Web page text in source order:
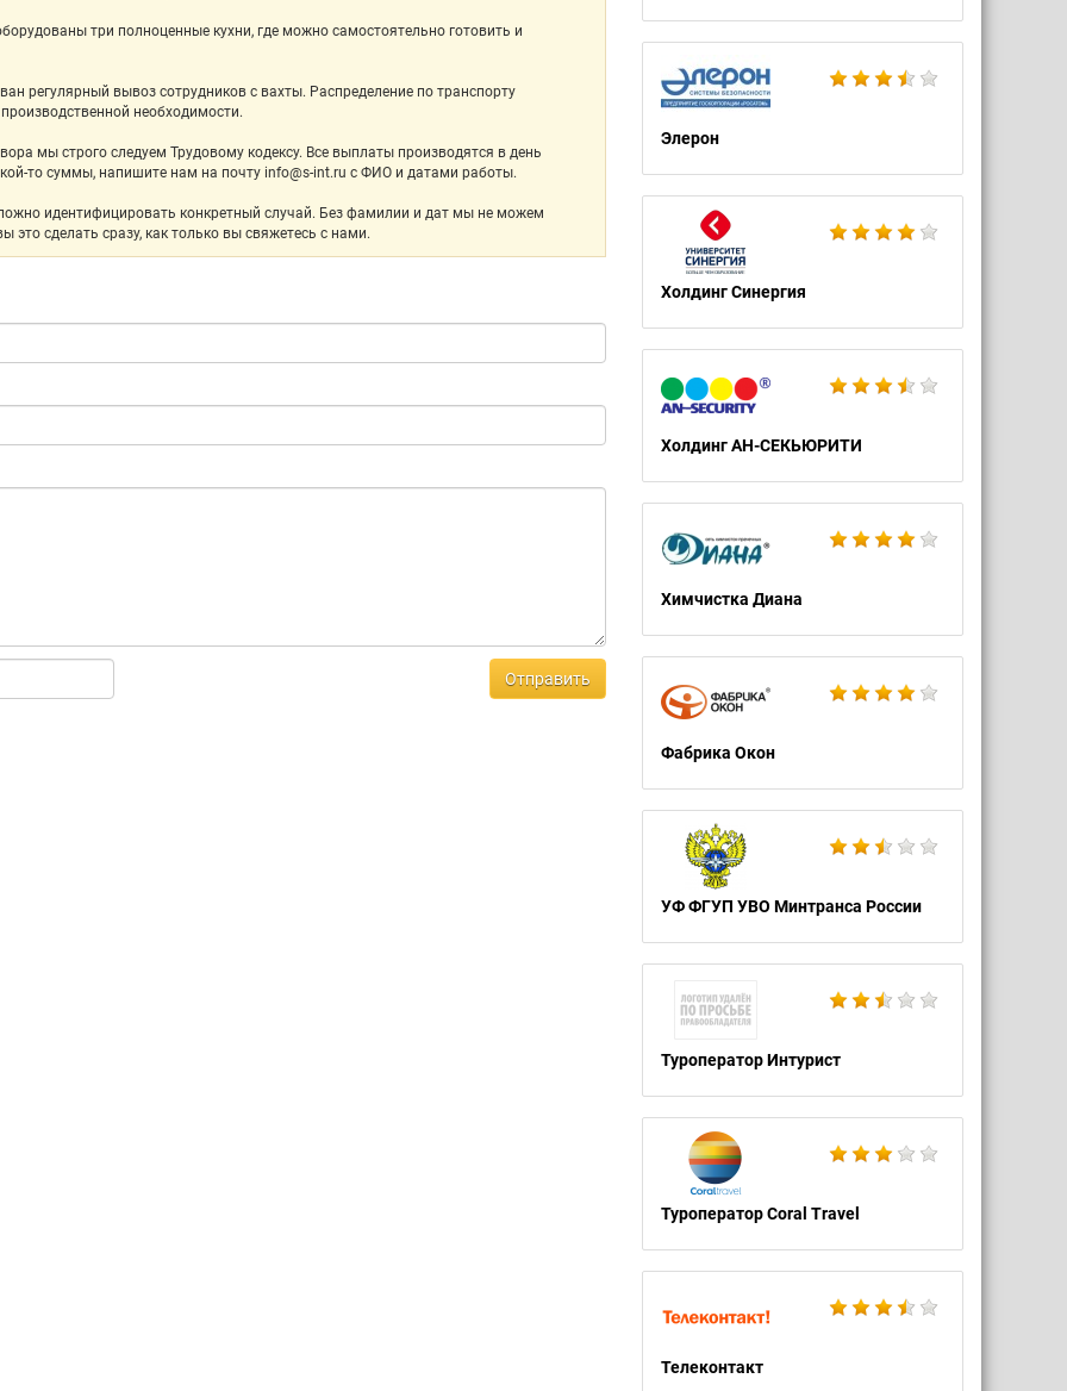
три полноценные кухни, где можно самостоятельно готовить и
регулярный вывоз сотрудников с вахты. Распределение по транспорту
необходимости.
мы строго следуем Трудовому кодексу. Все выплаты производятся в день
то суммы, напишите нам на почту info@s-int.ru с ФИО и датами работы.
идентифицировать конкретный случай. Без фамилии и дат мы не можем
это сделать сразу, как только вы свяжетесь с нами.
Отправить
Элерон
Холдинг Синергия
Холдинг АН-СЕКЬЮРИТИ
Химчистка Диана
Фабрика Окон
УФ ФГУП УВО Минтранса России
Туроператор Интурист
Туроператор Coral Travel
Телеконтакт